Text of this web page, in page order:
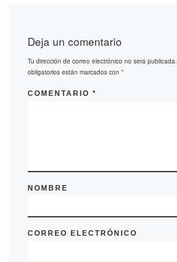
Deja un comentario
Tu dirección de correo electrónico no será publicada.
obligatorios están marcados con *
COMENTARIO *
NOMBRE
CORREO ELECTRÓNICO